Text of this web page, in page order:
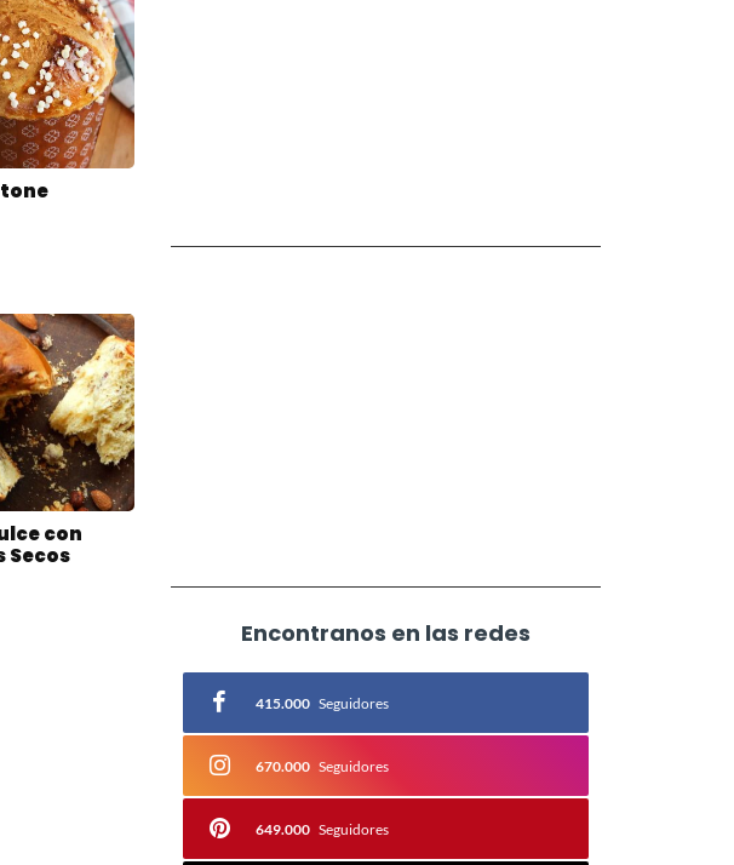
con
Secos
Encontranos en las redes
415.000 Seguidores
670.000 Seguidores
649.000 Seguidores